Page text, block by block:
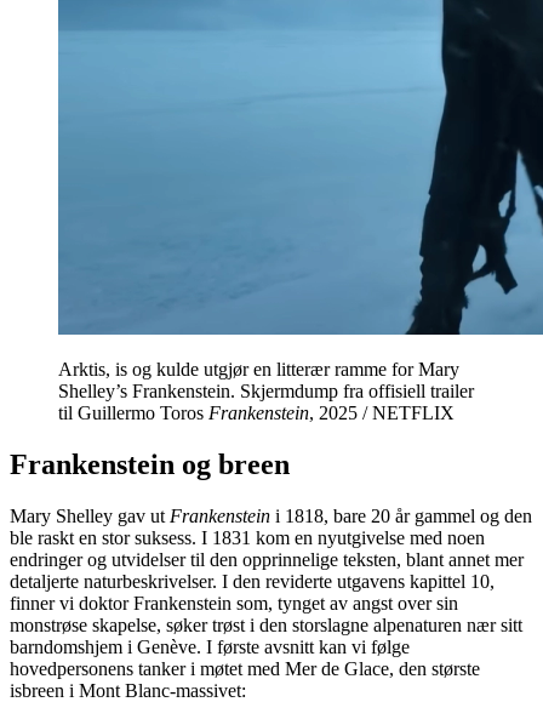
Arktis, is og kulde utgjør en litterær ramme for Mary
Shelley’s Frankenstein. Skjermdump fra offisiell trailer
til Guillermo Toros Frankenstein, 2025 / NETFLIX
Frankenstein og breen
Mary Shelley gav ut Frankenstein i 1818, bare 20 år gammel og den
ble raskt en stor suksess. I 1831 kom en nyutgivelse med noen
endringer og utvidelser til den opprinnelige teksten, blant annet mer
detaljerte naturbeskrivelser. I den reviderte utgavens kapittel 10,
finner vi doktor Frankenstein som, tynget av angst over sin
monstrøse skapelse, søker trøst i den storslagne alpenaturen nær sitt
barndomshjem i Genève. I første avsnitt kan vi følge
hovedpersonens tanker i møtet med Mer de Glace, den største
isbreen i Mont Blanc-massivet: